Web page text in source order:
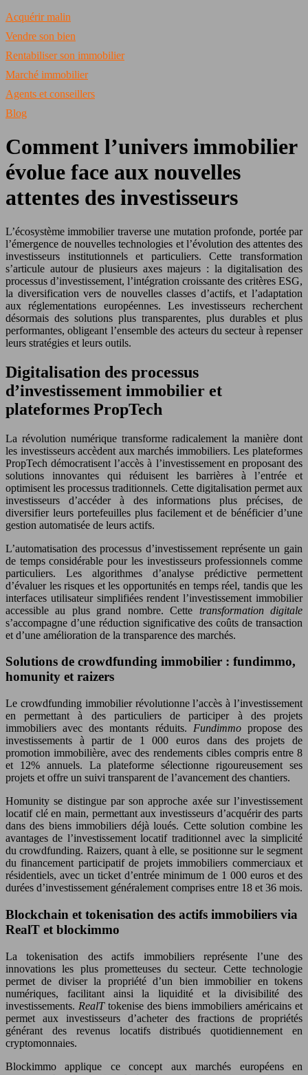
Acquérir malin
Vendre son bien
Rentabiliser son immobilier
Marché immobilier
Agents et conseillers
Blog
Comment l’univers immobilier
évolue face aux nouvelles
attentes des investisseurs
L’écosystème immobilier traverse une mutation profonde, portée par
l’émergence de nouvelles technologies et l’évolution des attentes des
investisseurs institutionnels et particuliers. Cette transformation
s’articule autour de plusieurs axes majeurs : la digitalisation des
processus d’investissement, l’intégration croissante des critères ESG,
la diversification vers de nouvelles classes d’actifs, et l’adaptation
aux réglementations européennes. Les investisseurs recherchent
désormais des solutions plus transparentes, plus durables et plus
performantes, obligeant l’ensemble des acteurs du secteur à repenser
leurs stratégies et leurs outils.
Digitalisation des processus
d’investissement immobilier et
plateformes PropTech
La révolution numérique transforme radicalement la manière dont
les investisseurs accèdent aux marchés immobiliers. Les plateformes
PropTech démocratisent l’accès à l’investissement en proposant des
solutions innovantes qui réduisent les barrières à l’entrée et
optimisent les processus traditionnels. Cette digitalisation permet aux
investisseurs d’accéder à des informations plus précises, de
diversifier leurs portefeuilles plus facilement et de bénéficier d’une
gestion automatisée de leurs actifs.
L’automatisation des processus d’investissement représente un gain
de temps considérable pour les investisseurs professionnels comme
particuliers. Les algorithmes d’analyse prédictive permettent
d’évaluer les risques et les opportunités en temps réel, tandis que les
interfaces utilisateur simplifiées rendent l’investissement immobilier
accessible au plus grand nombre. Cette transformation digitale
s’accompagne d’une réduction significative des coûts de transaction
et d’une amélioration de la transparence des marchés.
Solutions de crowdfunding immobilier : fundimmo,
homunity et raizers
Le crowdfunding immobilier révolutionne l’accès à l’investissement
en permettant à des particuliers de participer à des projets
immobiliers avec des montants réduits. Fundimmopropose des
investissements à partir de 1 000 euros dans des projets de
promotion immobilière, avec des rendements cibles compris entre 8
et 12% annuels. La plateforme sélectionne rigoureusement ses
projets et offre un suivi transparent de l’avancement des chantiers.
Homunity se distingue par son approche axée sur l’investissement
locatif clé en main, permettant aux investisseurs d’acquérir des parts
dans des biens immobiliers déjà loués. Cette solution combine les
avantages de l’investissement locatif traditionnel avec la simplicité
du crowdfunding. Raizers, quant à elle, se positionne sur le segment
du financement participatif de projets immobiliers commerciaux et
résidentiels, avec un ticket d’entrée minimum de 1 000 euros et des
durées d’investissement généralement comprises entre 18 et 36 mois.
Blockchain et tokenisation des actifs immobiliers via
RealT et blockimmo
La tokenisation des actifs immobiliers représente l’une des
innovations les plus prometteuses du secteur. Cette technologie
permet de diviser la propriété d’un bien immobilier en tokens
numériques, facilitant ainsi la liquidité et la divisibilité des
investissements. RealTtokenise des biens immobiliers américains et
permet aux investisseurs d’acheter des fractions de propriétés
générant des revenus locatifs distribués quotidiennement en
cryptomonnaies.
Blockimmo applique ce concept aux marchés européens en